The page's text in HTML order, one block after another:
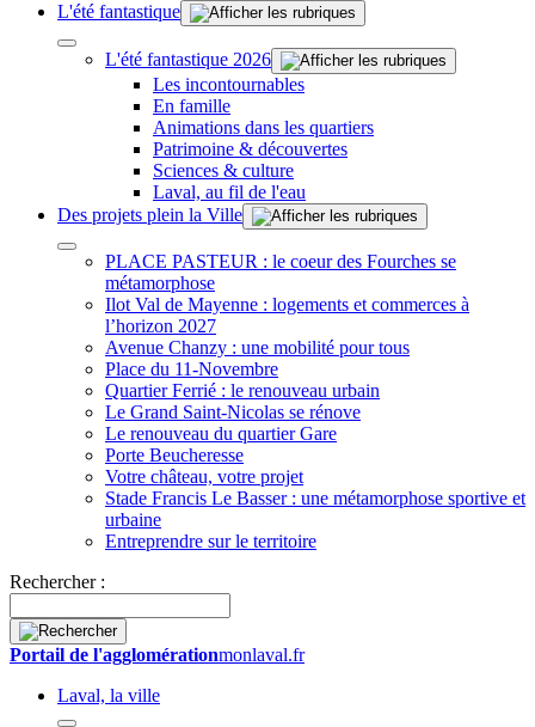
L'été fantastique
L'été fantastique 2026
Les incontournables
En famille
Animations dans les quartiers
Patrimoine & découvertes
Sciences & culture
Laval, au fil de l'eau
Des projets plein la Ville
PLACE PASTEUR : le coeur des Fourches se
métamorphose
Ilot Val de Mayenne : logements et commerces à
l’horizon 2027
Avenue Chanzy : une mobilité pour tous
Place du 11-Novembre
Quartier Ferrié : le renouveau urbain
Le Grand Saint-Nicolas se rénove
Le renouveau du quartier Gare
Porte Beucheresse
Votre château, votre projet
Stade Francis Le Basser : une métamorphose sportive et
urbaine
Entreprendre sur le territoire
Rechercher :
Portail de l'agglomérationmonlaval.fr
Laval, la ville